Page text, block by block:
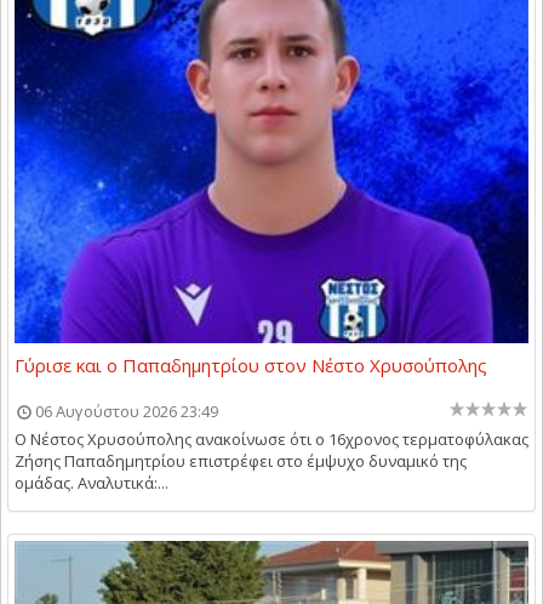
Γύρισε και ο Παπαδημητρίου στον Νέστο Χρυσούπολης
06 Αυγούστου 2026 23:49
Ο Νέστος Χρυσούπολης ανακοίνωσε ότι ο 16χρονος τερματοφύλακας
Ζήσης Παπαδημητρίου επιστρέφει στο έμψυχο δυναμικό της
ομάδας. Αναλυτικά:...